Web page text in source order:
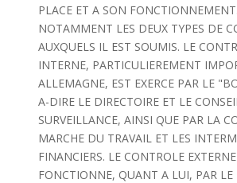
PLACE ET A SON
NOTAMMENT LES DEUX TYPES DE
AUXQUELS IL EST SOUMIS. LE
INTERNE, PARTICULIEREMENT
ALLEMAGNE, EST EXERCE PAR LE
A-DIRE LE DIRECTOIRE ET LE
SURVEILLANCE, AINSI QUE PAR LA
MARCHE DU TRAVAIL ET LES
FINANCIERS. LE CONTROLE EXTERNE
FONCTIONNE, QUANT A LUI, PAR LE